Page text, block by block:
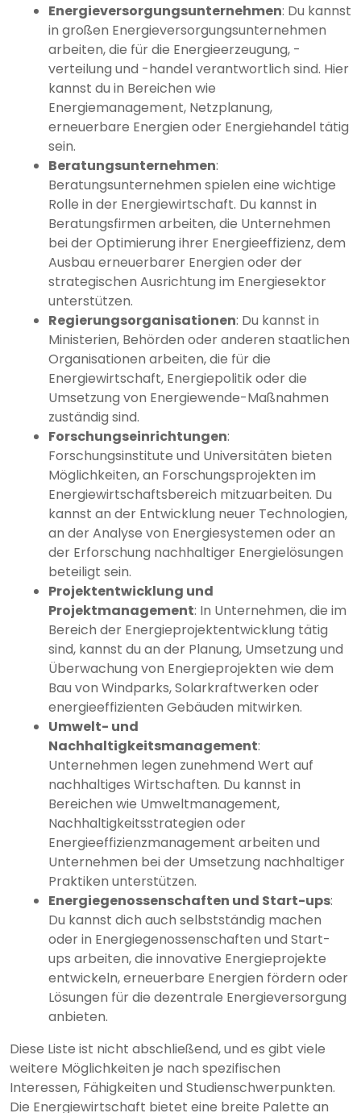
Energieversorgungsunternehmen: Du kannst
in großen Energieversorgungsunternehmen
arbeiten, die für die Energieerzeugung, -
verteilung und -handel verantwortlich sind. Hier
kannst du in Bereichen wie
Energiemanagement, Netzplanung,
erneuerbare Energien oder Energiehandel tätig
sein.
Beratungsunternehmen:
Beratungsunternehmen spielen eine wichtige
Rolle in der Energiewirtschaft. Du kannst in
Beratungsfirmen arbeiten, die Unternehmen
bei der Optimierung ihrer Energieeffizienz, dem
Ausbau erneuerbarer Energien oder der
strategischen Ausrichtung im Energiesektor
unterstützen.
Regierungsorganisationen: Du kannst in
Ministerien, Behörden oder anderen staatlichen
Organisationen arbeiten, die für die
Energiewirtschaft, Energiepolitik oder die
Umsetzung von Energiewende-Maßnahmen
zuständig sind.
Forschungseinrichtungen:
Forschungsinstitute und Universitäten bieten
Möglichkeiten, an Forschungsprojekten im
Energiewirtschaftsbereich mitzuarbeiten. Du
kannst an der Entwicklung neuer Technologien,
an der Analyse von Energiesystemen oder an
der Erforschung nachhaltiger Energielösungen
beteiligt sein.
Projektentwicklung und
Projektmanagement: In Unternehmen, die im
Bereich der Energieprojektentwicklung tätig
sind, kannst du an der Planung, Umsetzung und
Überwachung von Energieprojekten wie dem
Bau von Windparks, Solarkraftwerken oder
energieeffizienten Gebäuden mitwirken.
Umwelt- und
Nachhaltigkeitsmanagement:
Unternehmen legen zunehmend Wert auf
nachhaltiges Wirtschaften. Du kannst in
Bereichen wie Umweltmanagement,
Nachhaltigkeitsstrategien oder
Energieeffizienzmanagement arbeiten und
Unternehmen bei der Umsetzung nachhaltiger
Praktiken unterstützen.
Energiegenossenschaften und Start-ups:
Du kannst dich auch selbstständig machen
oder in Energiegenossenschaften und Start-
ups arbeiten, die innovative Energieprojekte
entwickeln, erneuerbare Energien fördern oder
Lösungen für die dezentrale Energieversorgung
anbieten.
Diese Liste ist nicht abschließend, und es gibt viele
weitere Möglichkeiten je nach spezifischen
Interessen, Fähigkeiten und Studienschwerpunkten.
Die Energiewirtschaft bietet eine breite Palette an